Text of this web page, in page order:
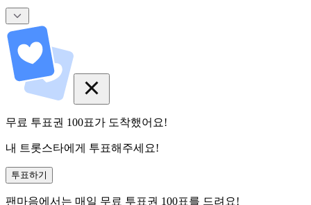
무료 투표권 100표가 도착했어요!
내 트롯스타에게 투표해주세요!
투표하기
팬마음에서는 매일 무료 투표권 100표를 드려요!